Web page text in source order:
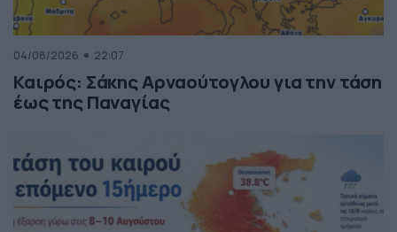
04/08/2026 22:07
Καιρός: Σάκης Αρναούτογλου για την τάση
έως της Παναγίας